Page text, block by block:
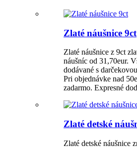
Zlaté náušnice 9ct
Zlaté náušnice z 9ct
náušníc od 31,70eur.
dodávané s
Pri objednávke nad
zadarmo. Expresné
Zlaté detské
Zlaté detské náušnice